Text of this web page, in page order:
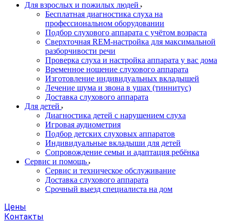
Для взрослых и пожилых людей
Бесплатная диагностика слуха на
профессиональном оборудовании
Подбор слухового аппарата с учётом возраста
Сверхточная REM-настройка для максимальной
разборчивости речи
Проверка слуха и настройка аппарата у вас дома
Временное ношение слухового аппарата
Изготовление индивидуальных вкладышей
Лечение шума и звона в ушах (тиннитус)
Доставка слухового аппарата
Для детей
Диагностика детей с нарушением слуха
Игровая аудиометрия
Подбор детских слуховых аппаратов
Индивидуальные вкладыши для детей
Сопровождение семьи и адаптация ребёнка
Сервис и помощь
Сервис и техническое обслуживание
Доставка слухового аппарата
Срочный выезд специалиста на дом
Цены
Контакты